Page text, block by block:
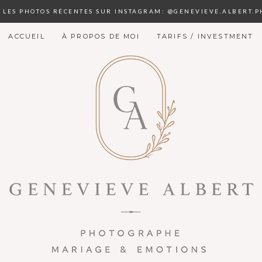
LES PHOTOS RÉCENTES SUR INSTAGRAM:
ACCUEIL À PROPOS DE MOI TARIFS / INVESTMENT